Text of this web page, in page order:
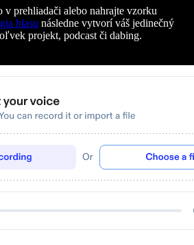
v prehliadači alebo nahrajte vzorku
hlasu následne vytvorí váš jedinečný
projekt, podcast či dabing.